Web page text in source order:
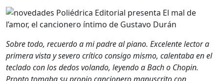
Sobre todo, recuerdo a mi padre al piano. Excelente lector a
primera vista y severo crítico consigo mismo, calentaba en el
teclado con los dedos volando, leyendo a Bach o Chopin.